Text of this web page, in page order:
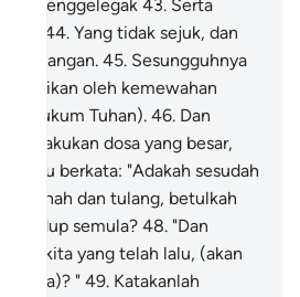
menggelegak 43. Serta
44. Yang tidak sejuk, dan
45. Sesungguhnya
dilalaikan oleh kemewahan
hukum Tuhan). 46. Dan
melakukan dosa yang besar,
selalu berkata: "Adakah sesudah
tanah dan tulang, betulkah
hidup semula? 48. "Dan
kita yang telah lalu, (akan
" 49. Katakanlah